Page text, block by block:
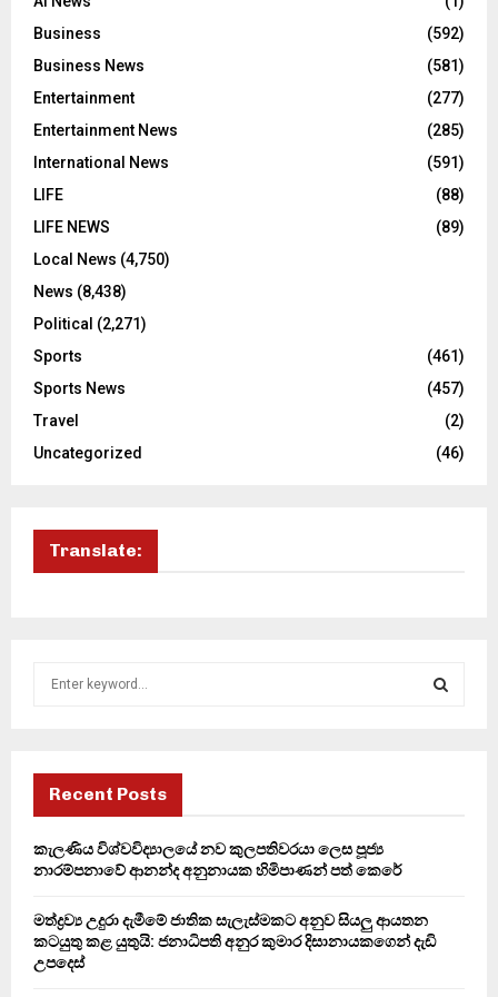
Business
(592)
Business News
(581)
Entertainment
(277)
Entertainment News
(285)
International News
(591)
LIFE
(88)
LIFE NEWS
(89)
Local News (4,750)
News (8,438)
Political (2,271)
Sports
(461)
Sports News
(457)
Travel
(2)
Uncategorized
(46)
Translate:
f
r
H
Recent Posts
කැලණිය විශ්වවිද්‍යාලයේ නව කුලපතිවරයා ලෙස පූජ්‍ය
නාරම්පනාවේ ආනන්ද අනුනායක හිමිපාණන් පත් කෙරේ
මත්ද්‍රව්‍ය උදුරා දැමීමේ ජාතික සැලැස්මකට අනුව සියලු ආයතන
කටයුතු කළ යුතුයි: ජනාධිපති අනුර කුමාර දිසානායකගෙන් දැඩි
උපදෙස්